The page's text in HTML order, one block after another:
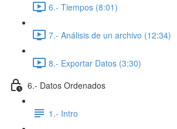
6.- Tiempos (8:01)
7.- Análisis de un archivo (12:34)
8.- Exportar Datos (3:30)
6.- Datos Ordenados
1.- Intro